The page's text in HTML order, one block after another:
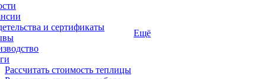
и сертификаты
Рассчитать стоимость теплицы
Ещё